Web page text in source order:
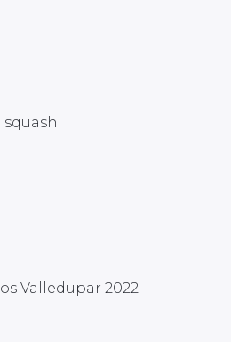
Valledupar 2022